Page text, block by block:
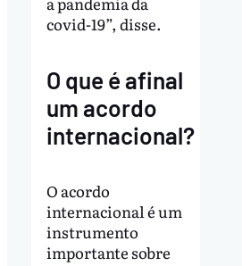
covid-19”, disse.
O que é afinal
um acordo
internacional?
O acordo
internacional é um
instrumento
importante sobre